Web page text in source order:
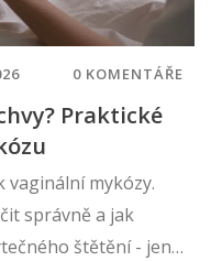
0 KOMENTÁŘE
Praktické
vaginální mykózy.
správně a jak
štětění - jen